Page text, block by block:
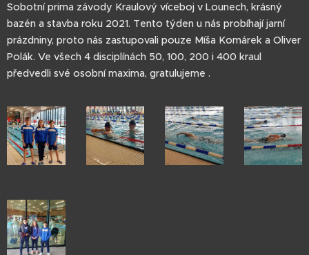
Sobotní prima závody Kraulový víceboj v Lounech, krásný
bazén a stavba roku 2021. Tento týden u nás probíhají jarní
prázdniny, proto nás zastupovali pouze Míša Komárek a Oliver
Polák. Ve všech 4 disciplínách 50, 100, 200 i 400 kraul
předvedli své osobní maxima, gratulujeme .